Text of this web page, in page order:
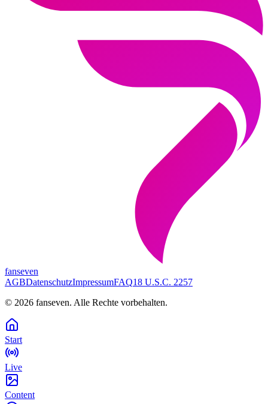
fanseven
AGBDatenschutzImpressumFAQ18 U.S.C. 2257
© 2026 fanseven. Alle Rechte vorbehalten.
Start
Live
Content